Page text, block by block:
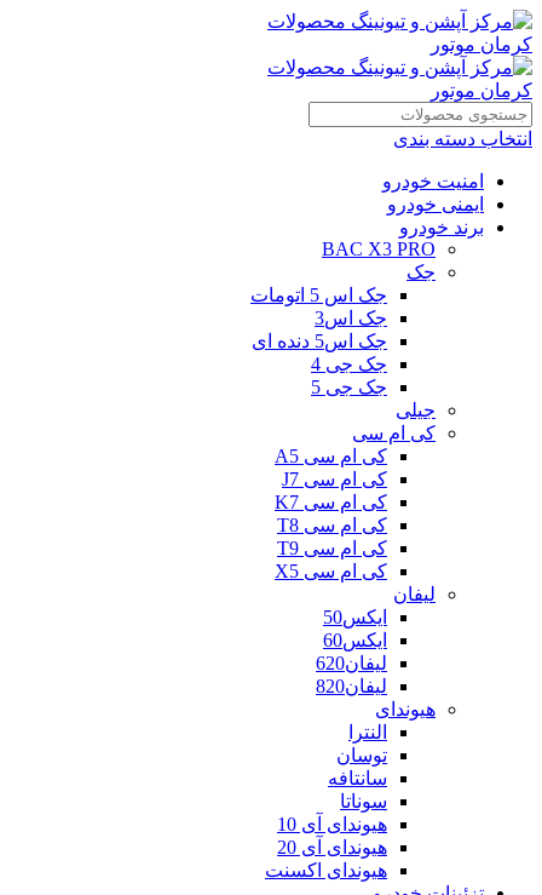
انتخاب دسته بندی
امنیت خودرو
ایمنی خودرو
برند خودرو
BAC X3 PRO
جک
جک اس 5 اتومات
جک اس3
جک اس5 دنده ای
جک جی 4
جک جی 5
جیلی
کی ام سی
کی ام سی A5
کی ام سی J7
کی ام سی K7
کی ام سی T8
کی ام سی T9
کی ام سی X5
لیفان
ایکس50
ایکس60
لیفان620
لیفان820
هیوندای
النترا
توسان
سانتافه
سوناتا
هیوندای آی 10
هیوندای آی 20
هیوندای اکسنت